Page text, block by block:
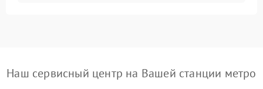
Наш сервисный центр на Вашей станции метро